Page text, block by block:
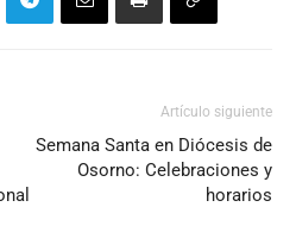
Artículo siguiente
Semana Santa en Diócesis de
Osorno: Celebraciones y
horarios